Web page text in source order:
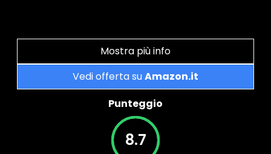
Mostra più info
Vedi offerta suAmazon.it
Punteggio
8.7